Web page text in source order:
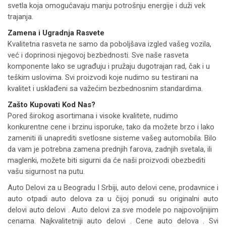
svetla koja omogućavaju manju potrošnju energije i duži vek
trajanja.
Zamena i Ugradnja Rasvete
Kvalitetna rasveta ne samo da poboljšava izgled vašeg vozila,
već i doprinosi njegovoj bezbednosti. Sve naše rasveta
komponente lako se ugrađuju i pružaju dugotrajan rad, čak i u
teškim uslovima. Svi proizvodi koje nudimo su testirani na
kvalitet i usklađeni sa važećim bezbednosnim standardima.
Zašto Kupovati Kod Nas?
Pored širokog asortimana i visoke kvalitete, nudimo
konkurentne cene i brzinu isporuke, tako da možete brzo i lako
zameniti ili unaprediti svetlosne sisteme vašeg automobila. Bilo
da vam je potrebna zamena prednjih farova, zadnjih svetala, ili
maglenki, možete biti sigurni da će naši proizvodi obezbediti
vašu sigurnost na putu.
Auto Delovi za u Beogradu I Srbiji, auto delovi cene, prodavnice i
auto otpadi auto delova za u čijoj ponudi su originalni auto
delovi auto delovi . Auto delovi za sve modele po najpovoljnijim
cenama. Najkvalitetniji auto delovi . Cene auto delova . Svi